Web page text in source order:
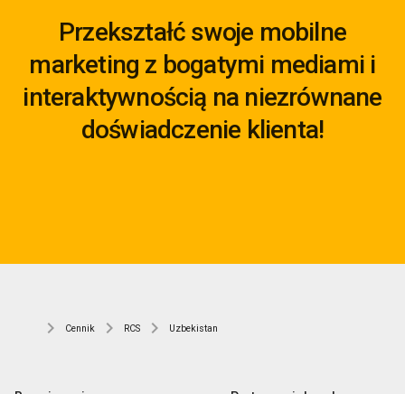
Przekształć swoje mobilne
marketing z bogatymi mediami i
interaktywnością na niezrównane
doświadczenie klienta!
Cennik RCS Uzbekistan